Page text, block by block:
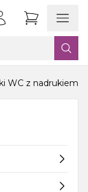
WC z nadrukiem